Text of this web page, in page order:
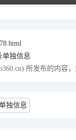
单独信息
所发布的内容
独信息